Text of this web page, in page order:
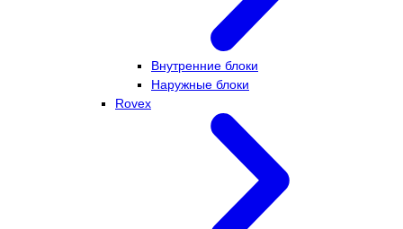
Внутренние блоки
Наружные блоки
Rovex